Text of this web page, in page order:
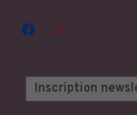
facebookinstagram